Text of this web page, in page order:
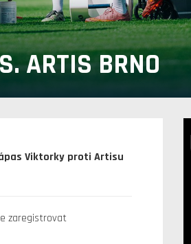
ARTIS BRNO
Viktorky proti Artisu
zaregistrovat